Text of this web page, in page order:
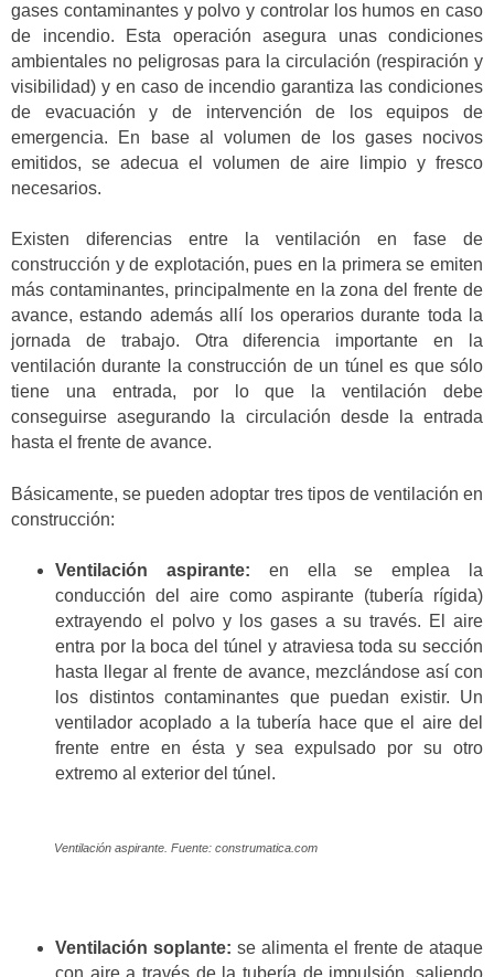
gases contaminantes y polvo y controlar los humos en caso
de incendio. Esta operación asegura unas condiciones
ambientales no peligrosas para la circulación (respiración y
visibilidad) y en caso de incendio garantiza las condiciones
de evacuación y de intervención de los equipos de
emergencia. En base al volumen de los gases nocivos
emitidos, se adecua el volumen de aire limpio y fresco
necesarios.
Existen diferencias entre la ventilación en fase de
construcción y de explotación, pues en la primera se emiten
más contaminantes, principalmente en la zona del frente de
avance, estando además allí los operarios durante toda la
jornada de trabajo. Otra diferencia importante en la
ventilación durante la construcción de un túnel es que sólo
tiene una entrada, por lo que la ventilación debe
conseguirse asegurando la circulación desde la entrada
hasta el frente de avance.
Básicamente, se pueden adoptar tres tipos de ventilación en
construcción:
Ventilación aspirante: en ella se emplea la
conducción del aire como aspirante (tubería rígida)
extrayendo el polvo y los gases a su través. El aire
entra por la boca del túnel y atraviesa toda su sección
hasta llegar al frente de avance, mezclándose así con
los distintos contaminantes que puedan existir. Un
ventilador acoplado a la tubería hace que el aire del
frente entre en ésta y sea expulsado por su otro
extremo al exterior del túnel.
Ventilación aspirante. Fuente: construmatica.com
Ventilación soplante: se alimenta el frente de ataque